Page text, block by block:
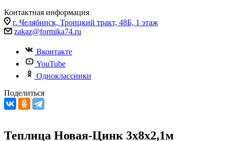
Контактная информация
г. Челябинск, Троицкий тракт, 48Б, 1 этаж
zakaz@formika74.ru
Вконтакте
YouTube
Одноклассники
Поделиться
Теплица Новая-Цинк 3х8х2,1м